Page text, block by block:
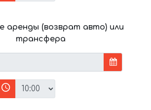
аренды (возврат авто) или
трансфера